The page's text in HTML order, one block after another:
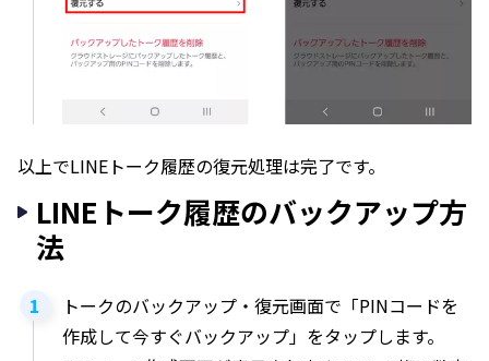
以上でLINEトーク履歴の復元処理は完了です。
LINEトーク履歴のバックアップ方
法
トークのバックアップ・復元画面で「PINコードを
作成して今すぐバックアップ」をタップします。